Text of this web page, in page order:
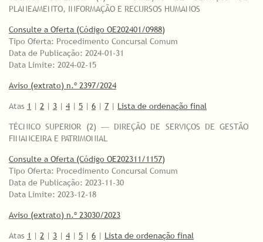
PLANEAMENTO, INFORMAÇÃO E RECURSOS HUMANOS
Consulte a Oferta (Código OE202401/0988)
Tipo Oferta: Procedimento Concursal Comum
Data de Publicação: 2024-01-31
Data Limite: 2024-02-15
Aviso (extrato) n.º 2397/2024
Atas 1 | 2 | 3 | 4 | 5 | 6 | 7 | Lista de ordenação final
TÉCNICO SUPERIOR (2) ― DIREÇÃO DE SERVIÇOS DE GESTÃO
FINANCEIRA E PATRIMONIAL
Consulte a Oferta (Código OE202311/1157)
Tipo Oferta: Procedimento Concursal Comum
Data de Publicação: 2023-11-30
Data Limite: 2023-12-18
Aviso (extrato) n.º 23030/2023
Atas 1 | 2 | 3 | 4 | 5 | 6 | Lista de ordenação final